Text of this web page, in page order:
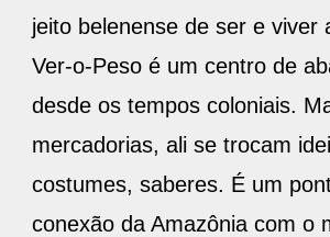
jeito belenense de ser e viver
Ver-o-Peso é um centro de
desde os tempos coloniais.
mercadorias, ali se trocam
costumes, saberes. É um
conexão da Amazônia com o